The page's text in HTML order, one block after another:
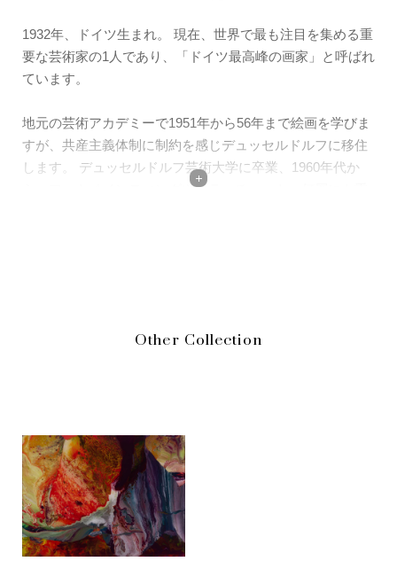
1932年、ドイツ生まれ。 現在、世界で最も注目を集める重
要な芸術家の1人であり、「ドイツ最高峰の画家」と呼ばれ
ています。
地元の芸術アカデミーで1951年から56年まで絵画を学びま
すが、共産主義体制に制約を感じデュッセルドルフに移住
します。 デュッセルドルフ芸術大学に卒業、1960年代か
ら、フォトペインティングやカラーチャート、何層にも重
ーの抽象画「アプストラクテス・ビルト（809-4）」が約
Other Collection